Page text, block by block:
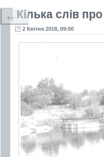
Кілька слів
2 Квітня 2018, 09:00
←